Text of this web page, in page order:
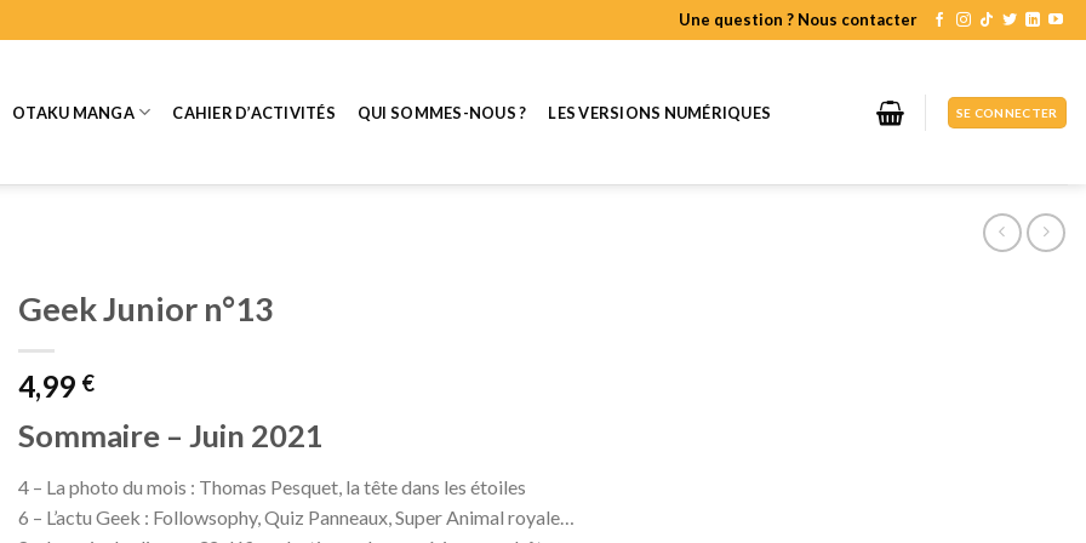
Une question ? Nous contacter
OTAKU MANGA CAHIER D’ACTIVITÉS QUI SOMMES-NOUS ? LES VERSIONS NUMÉRIQUES SE CONNECTER
Geek Junior n°13
4,99 €
Sommaire – Juin 2021
4 – La photo du mois : Thomas Pesquet, la tête dans les étoiles
6 – L’actu Geek : Followsophy, Quiz Panneaux, Super Animal royale…